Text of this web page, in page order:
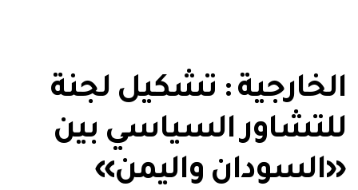
الخارجية : تشكيل لجنة
للتشاور السياسي بين
«السودان واليمن»